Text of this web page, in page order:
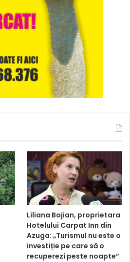
Liliana Bojian, proprietara
Hotelului Carpat Inn din
Azuga: „Turismul nu este o
investiție pe care să o
recuperezi peste noapte”